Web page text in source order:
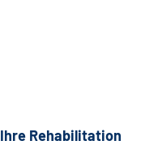
Ihre Rehabilitation